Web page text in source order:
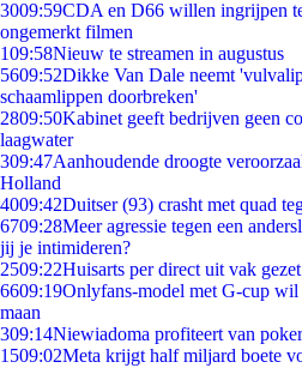
3009:59CDA en D66 willen ingrijpen
ongemerkt filmen
109:58Nieuw te streamen in augustus
5609:52Dikke Van Dale neemt
schaamlippen doorbreken'
2809:50Kabinet geeft bedrijven geen
laagwater
309:47Aanhoudende droogte
Holland
4009:42Duitser (93) crasht met quad
6709:28Meer agressie tegen een
jij je intimideren?
2509:22Huisarts per direct uit vak
6609:19Onlyfans-model met G-cup
maan
309:14Niewiadoma profiteert van
1509:02Meta krijgt half miljard boete